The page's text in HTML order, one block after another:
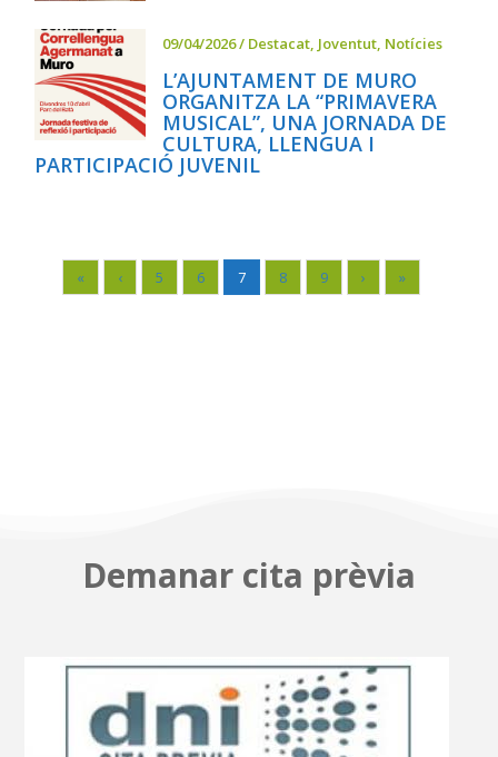
09/04/2026/ Destacat, Joventut, Notícies
L’AJUNTAMENT DE MURO
ORGANITZA LA “PRIMAVERA
MUSICAL”, UNA JORNADA DE
CULTURA, LLENGUA I
PARTICIPACIÓ JUVENIL
« ‹ 5 6 7 8 9 › »
Demanar cita prèvia